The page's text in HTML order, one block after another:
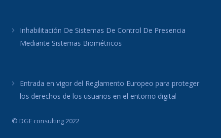
Inhabilitación De Sistemas De Control De Presencia
Mediante Sistemas Biométricos
Entrada en vigor del Reglamento Europeo para proteger
los derechos de los usuarios en el entorno digital
© DGE consulting 2022